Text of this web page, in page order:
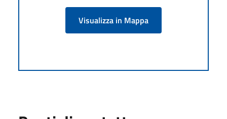
Visualizza in Mappa